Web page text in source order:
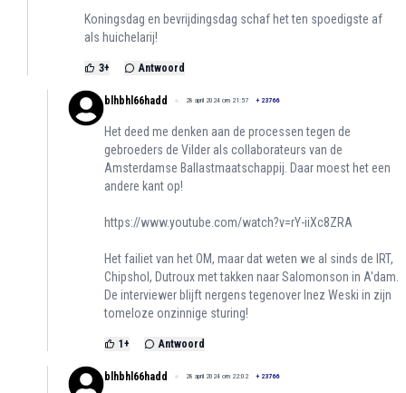
Koningsdag en bevrijdingsdag schaf het ten spoedigste af
als huichelarij!
3+ Antwoord
blhbhl66hadd 28 april 2024 om 21:57 + 23766
Het deed me denken aan de processen tegen de
gebroeders de Vilder als collaborateurs van de
Amsterdamse Ballastmaatschappij. Daar moest het een
andere kant op!
https://www.youtube.com/watch?v=rY-iiXc8ZRA
Het failiet van het OM, maar dat weten we al sinds de IRT,
Chipshol, Dutroux met takken naar Salomonson in A'dam.
De interviewer blijft nergens tegenover Inez Weski in zijn
tomeloze onzinnige sturing!
1 + Antwoord
blhbhl66hadd 28 april 2024 om 22:02 + 23766